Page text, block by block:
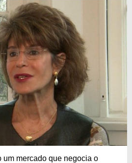
um mercado que negocia o